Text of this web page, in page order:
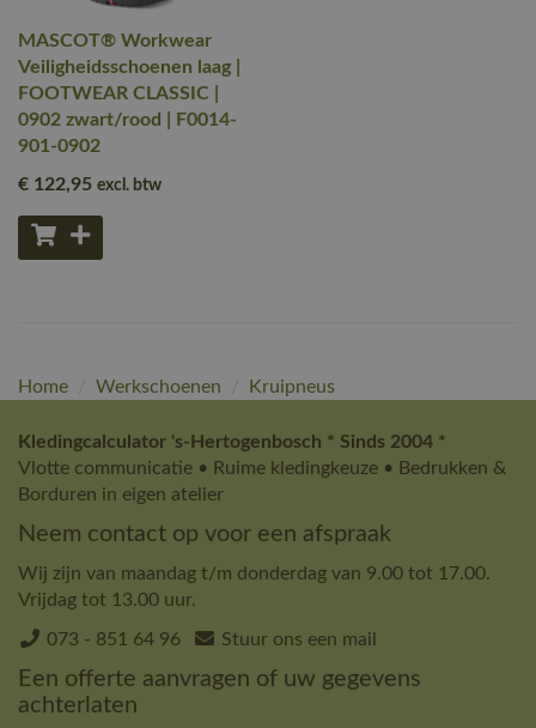
MASCOT® Workwear
Veiligheidsschoenen laag |
FOOTWEAR CLASSIC |
0902 zwart/rood | F0014-
901-0902
€ 122,95 excl. btw
Home / Werkschoenen / Kruipneus
Kledingcalculator 's-Hertogenbosch * Sinds 2004 *
Vlotte communicatie • Ruime kledingkeuze • Bedrukken &
Borduren in eigen atelier
Neem contact op voor een afspraak
Wij zijn van maandag t/m donderdag van 9.00 tot 17.00.
Vrijdag tot 13.00 uur.
073 - 851 64 96 Stuur ons een mail
Een offerte aanvragen of uw gegevens
achterlaten